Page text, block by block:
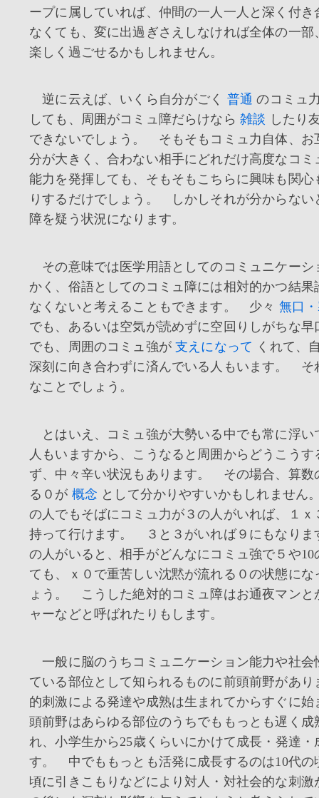
ープに属していれば、仲間の一人一人と深く付き
なくても、変に出過ぎさえしなければ全体の一部
楽しく過ごせるかもしれません。
逆に云えば、いくら自分がごく 普通 のコミュ
しても、周囲がコミュ障だらけなら 雑談 したり
できないでしょう。 そもそもコミュ力自体、お
分が大きく、合わない相手にどれだけ高度なコミ
能力を発揮しても、そもそもこちらに興味も関心
りするだけでしょう。 しかしそれが分からない
障を疑う状況になります。
その意味では医学用語としてのコミュニケーシ
かく、俗語としてのコミュ障には相対的かつ結果
なくないと考えることもできます。 少々 無口
でも、あるいは空気が読めずに空回りしがちな早
でも、周囲のコミュ強が支えになって くれて、
深刻に向き合わずに済んでいる人もいます。 そ
なことでしょう。
とはいえ、コミュ強が大勢いる中でも常に浮い
人もいますから、こうなると周囲からどうこうす
ず、中々辛い状況もあります。 その場合、算数
る０が 概念 として分かりやすいかもしれませ
の人でもそばにコミュ力が３の人がいれば、１ｘ
持って行けます。 ３と３がいれば９にもなり
の人がいると、相手がどんなにコミュ強で５や10
ても、ｘ０で重苦しい沈黙が流れる０の状態にな
ょう。 こうした絶対的コミュ障はお通夜マンと
ャーなどと呼ばれたりもします。
一般に脳のうちコミュニケーション能力や社会
ている部位として知られるものに前頭前野があ
的刺激による発達や成熟は生まれてからすぐに始
頭前野はあらゆる部位のうちでももっとも遅く成
れ、小学生から25歳くらいにかけて成長・発達・
す。 中でももっとも活発に成長するのは10代の
頃に引きこもりなどにより対人・対社会的な刺激